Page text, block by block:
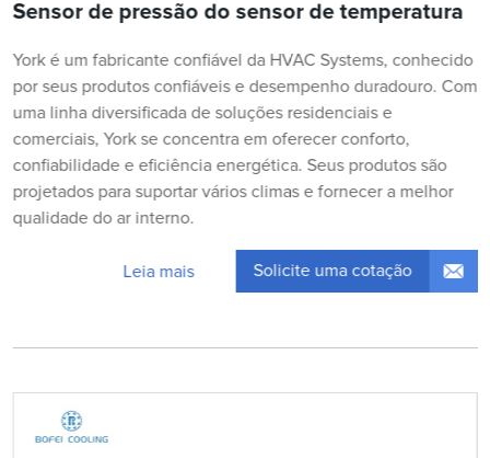
Sensor de pressão do sensor de temperatura
York é um fabricante confiável da HVAC Systems, conhecido
por seus produtos confiáveis e desempenho duradouro. Com
uma linha diversificada de soluções residenciais e
comerciais, York se concentra em oferecer conforto,
confiabilidade e eficiência energética. Seus produtos são
projetados para suportar vários climas e fornecer a melhor
qualidade do ar interno.
Leia mais Solicite uma cotação